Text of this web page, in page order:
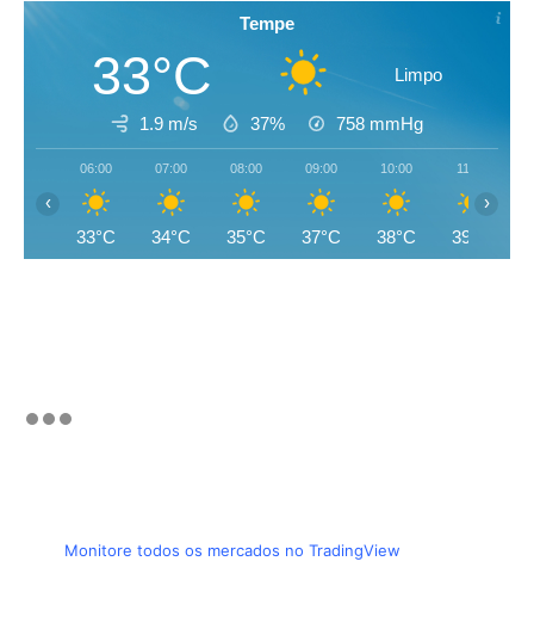
Tempe
33°C Limpo
1.9 m/s 37% 758 mmHg
06:00
33°C
07:00
34°C
08:00
35°C
09:00
37°C
10:00
38°C
11:00
39°C
‹ ›
Monitore todos os mercados no TradingView